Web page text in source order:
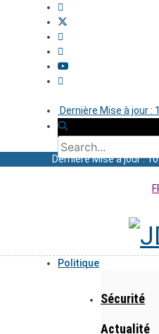
Dernière Mise à jour :
Dernière Mise à jour :
Politique
Sécurité
Actualité